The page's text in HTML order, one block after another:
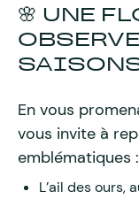
🌸 UNE
En vous
vous invite à
emblématiques :
L’ail des ours,